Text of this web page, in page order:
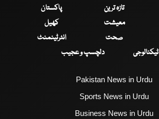
تازہ ترین
پاکستان
معیشت
کھیل
صحت
انٹرٹینمنٹ
ٹیکنالوجی
دلچسپ و عجیب
Pakistan News in Urdu
Sports News in Urdu
Business News in Urdu